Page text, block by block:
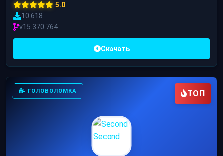
5.0
10 618
v15.370.764
Скачать
ГОЛОВОЛОМКА ТОП